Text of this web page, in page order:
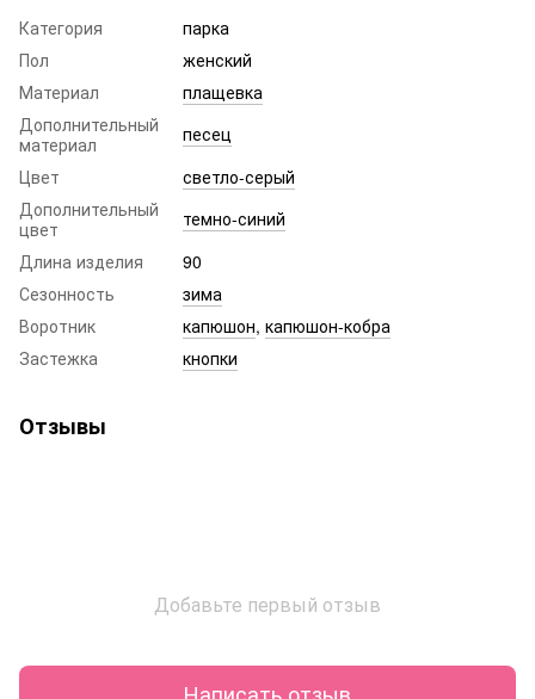
Категория
парка
Пол
женский
Материал
плащевка
Дополнительный
материал
песец
Цвет
светло-серый
Дополнительный
цвет
темно-синий
Длина изделия
90
Сезонность
зима
Воротник
капюшон, капюшон-кобра
Застежка
кнопки
Отзывы
Добавьте первый отзыв